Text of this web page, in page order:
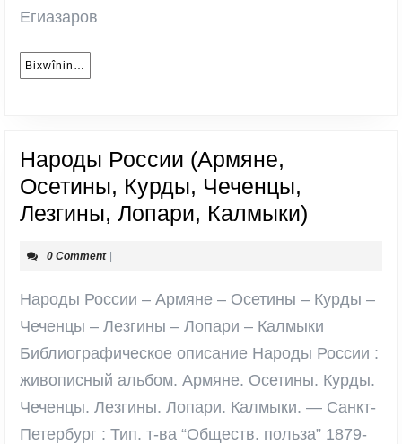
Егиазаров
Bixwînin…
Народы России (Армяне,
Осетины, Курды, Чеченцы,
Лезгины, Лопари, Калмыки)
Курды,
Лезгины,
Лопари,
0 Comment
Народы России – Армяне – Осетины – Курды –
Чеченцы – Лезгины – Лопари – Калмыки
Библиографическое описание Народы России :
живописный альбом. Армяне. Осетины. Курды.
Чеченцы. Лезгины. Лопари. Калмыки. — Санкт-
Петербург : Тип. т-ва “Обществ. польза” 1879-